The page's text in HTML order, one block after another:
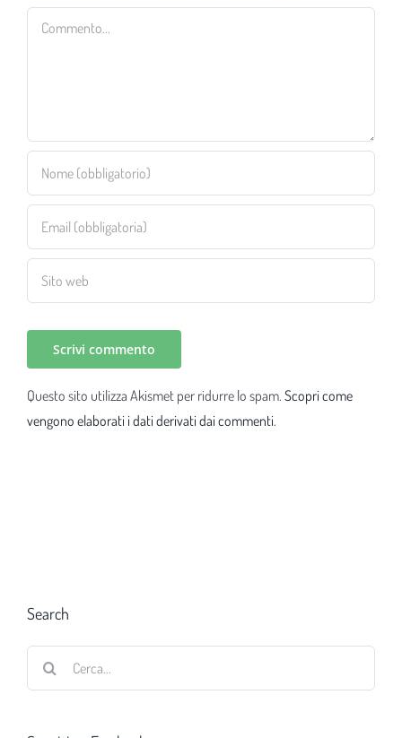
Commento
Questo sito utilizza Akismet per ridurre lo spam. Scopri come
vengono elaborati i dati derivati dai commenti.
Search